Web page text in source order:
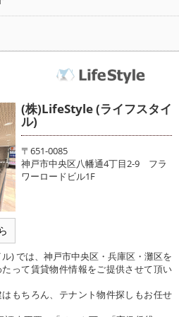
(株)LifeStyle (ライフスタイ
ル)
〒651-0085
神戸市中央区八幡通4丁目2-9 フラ
ワーロードビル1F
) では、神戸市中央区・兵庫区・灘区を
って賃貸物件情報をご提供させて頂い
もちろん、テナント物件探しもお任せ